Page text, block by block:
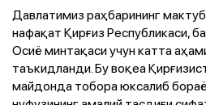
Давлатимиз раҳбарининг
нафақат Қирғиз Республикаси,
Осиё минтақаси учун катта
таъкидланди. Бу воқеа
майдонда тобора юксалиб